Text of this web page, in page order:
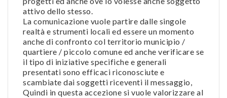
attivo dello stesso.
La comunicazione vuole partire dalle singole
realtà e strumenti locali ed essere un momento
anche di confronto col territorio municipio /
quartiere / piccolo comune ed anche verificare se
il tipo di iniziative specifiche e generali
presentati sono efficaci riconosciute e
scambiate dai soggetti riceventi il messaggio,
Quindi in questa accezione si vuole valorizzare al